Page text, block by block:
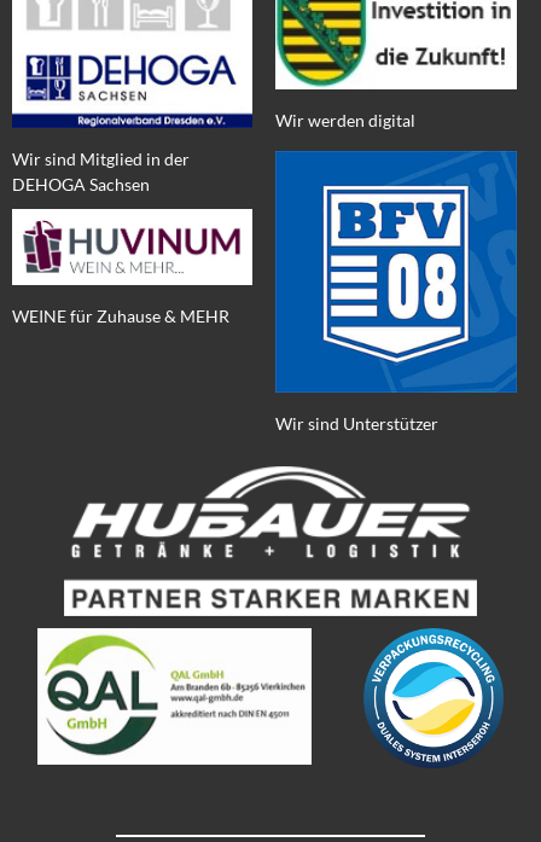
Wir sind Mitglied in der
DEHOGA Sachsen
WEINE für Zuhause & MEHR
Wir werden digital
Wir sind Unterstützer